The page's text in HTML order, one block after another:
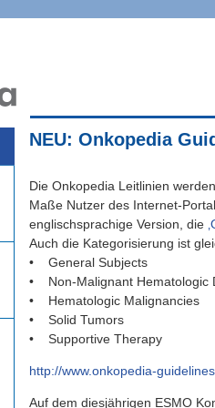
NEU: Onkopedia
Die Onkopedia Leitlinien
Maße Nutzer des Internet-
englischsprachige Version, die
Auch die Kategorisierung ist
• General Subjects
• Non-Malignant Hematologic
• Hematologic Malignancies
• Solid Tumors
• Supportive Therapy
http://www.onkopedia-
Auf dem diesjährigen ESMO